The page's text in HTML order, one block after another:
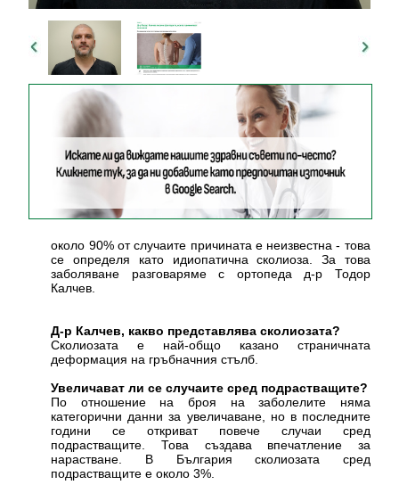
около 90% от случаите причината е неизвестна - това
се определя като идиопатична сколиоза. За това
заболяване разговаряме с ортопеда д-р Тодор
Калчев.
Д-р Калчев, какво представлява сколиозата?
Сколиозата е най-общо казано страничната
деформация на гръбначния стълб.
Увеличават ли се случаите сред подрастващите?
По отношение на броя на заболелите няма
категорични данни за увеличаване, но в последните
години се откриват повече случаи сред
подрастващите. Това създава впечатление за
нарастване. В България сколиозата сред
подрастващите е около 3%.